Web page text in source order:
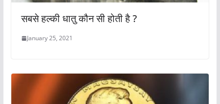
सबसे हल्की धातु कौन सी होती है ?
January 25, 2021